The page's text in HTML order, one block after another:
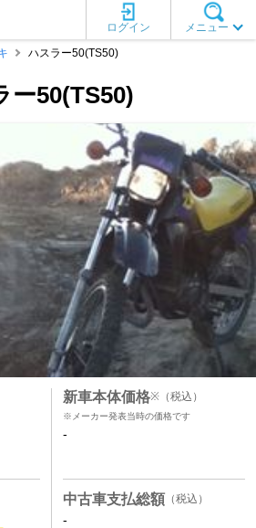
メニュー
ログイン
ハスラー50(TS50)
ー50(TS50)
新車本体価格※ （税込）
※メーカー発表当時の価格です
-
中古車支払総額 （税込）
-